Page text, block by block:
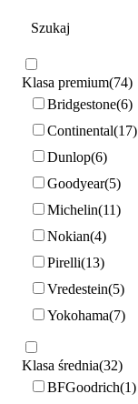
Klasa premium 74
Bridgestone 6
Continental 17
Dunlop 6
Goodyear 5
Michelin 11
Nokian 4
Pirelli 13
Vredestein 5
Yokohama 7
Klasa średnia 32
BFGoodrich 1